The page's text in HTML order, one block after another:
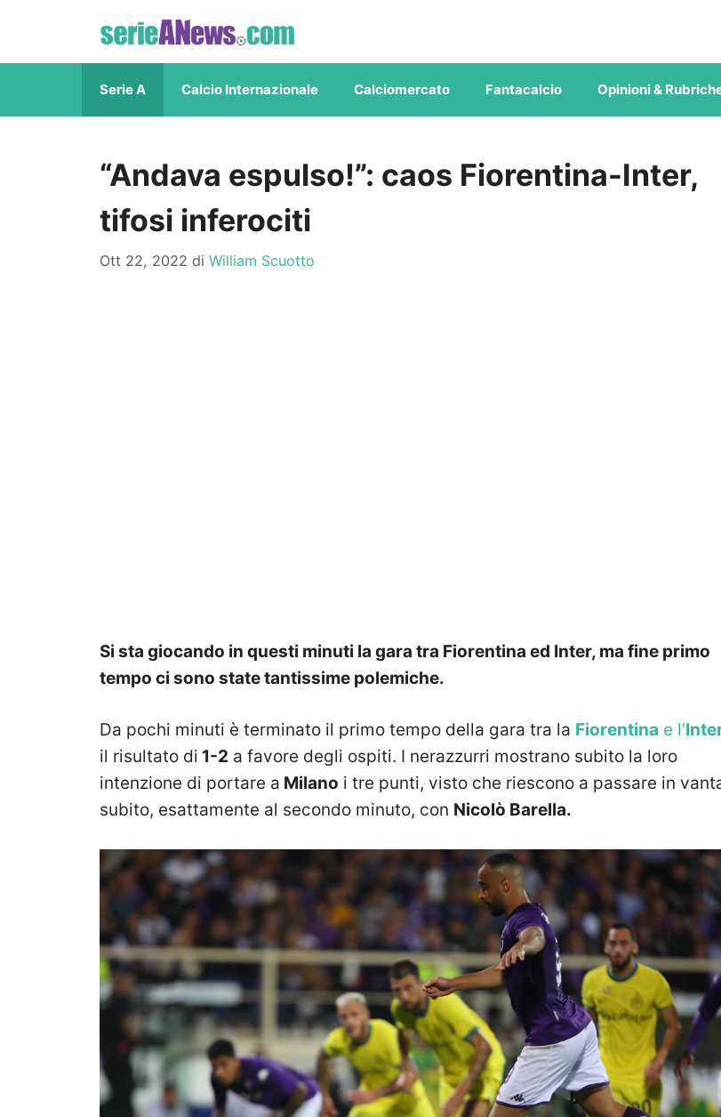
contenuto
Serie A Calcio Internazionale Calciomercato Fantacalcio Opinioni &
“Andava espulso!”: caos Fiorentina-Inter,
tifosi inferociti
Ott 22, 2022 di William Scuotto
Si sta giocando in questi minuti la gara tra Fiorentina ed Inter, ma fine primo
tempo ci sono state tantissime polemiche.
Da pochi minuti è terminato il primo tempo della gara tra la Fiorentina e l’
il risultato di 1-2 a favore degli ospiti. I nerazzurri mostrano subito la loro
intenzione di portare a Milano i tre punti, visto che riescono a passare in
subito, esattamente al secondo minuto, con Nicolò Barella.